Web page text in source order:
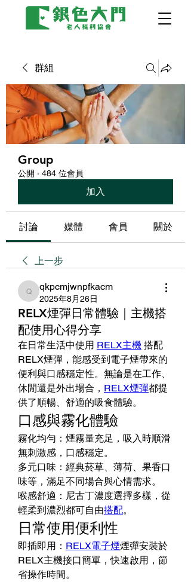
群組
Group
公開 · 484 位會員
加入
討論 媒體 會員 關於
上一步
qkpcmjwnpfkacm
qkpcmjwnpfkacm
2025年8月26日
RELX煙彈日常體驗｜主機搭
配使用心得分享
在日常生活中使用 RELX主機 搭配
RELX煙彈，能感受到電子煙帶來的
便利與口感穩定性。無論是在工作、
休閒還是外出場合， RELX煙彈都提
供了順暢、舒適的吸食體驗。
口感與霧化體驗
霧化均勻：煙霧量充足，吸入時順滑
無刺激感，口感穩定。
多元口味：經典菸草、薄荷、果香口
味等，滿足不同場合與心情需求。
喉感舒適：尼古丁濃度選擇多樣，從
輕柔到濃烈都可自由搭配。
日常使用便利性
即插即用： RELX電子煙煙彈安裝於
RELX主機接口簡單，快速啟用，節
省操作時間。